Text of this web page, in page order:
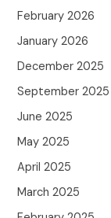
February 2026
January 2026
December 2025
September 2025
June 2025
May 2025
April 2025
March 2025